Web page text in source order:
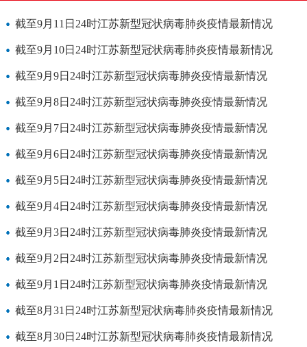
截至9月11日24时江苏新型冠状病毒肺炎疫情最新情况
截至9月10日24时江苏新型冠状病毒肺炎疫情最新情况
截至9月9日24时江苏新型冠状病毒肺炎疫情最新情况
截至9月8日24时江苏新型冠状病毒肺炎疫情最新情况
截至9月7日24时江苏新型冠状病毒肺炎疫情最新情况
截至9月6日24时江苏新型冠状病毒肺炎疫情最新情况
截至9月5日24时江苏新型冠状病毒肺炎疫情最新情况
截至9月4日24时江苏新型冠状病毒肺炎疫情最新情况
截至9月3日24时江苏新型冠状病毒肺炎疫情最新情况
截至9月2日24时江苏新型冠状病毒肺炎疫情最新情况
截至9月1日24时江苏新型冠状病毒肺炎疫情最新情况
截至8月31日24时江苏新型冠状病毒肺炎疫情最新情况
截至8月30日24时江苏新型冠状病毒肺炎疫情最新情况